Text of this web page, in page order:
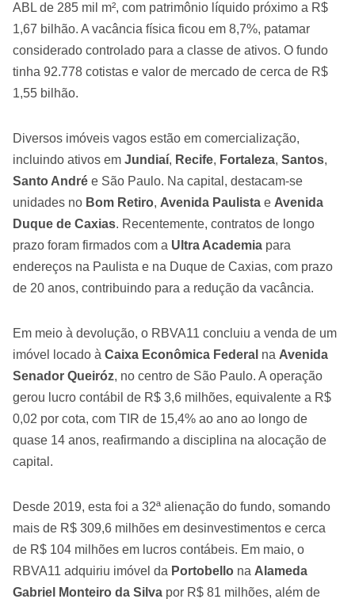
ABL de 285 mil m², com patrimônio líquido próximo a R$
1,67 bilhão. A vacância física ficou em 8,7%, patamar
considerado controlado para a classe de ativos. O fundo
tinha 92.778 cotistas e valor de mercado de cerca de R$
1,55 bilhão.
Diversos imóveis vagos estão em comercialização,
incluindo ativos em Jundiaí, Recife, Fortaleza, Santos,
Santo André e São Paulo. Na capital, destacam-se
unidades no Bom Retiro, Avenida Paulista e Avenida
Duque de Caxias. Recentemente, contratos de longo
prazo foram firmados com a Ultra Academia para
endereços na Paulista e na Duque de Caxias, com prazo
de 20 anos, contribuindo para a redução da vacância.
Em meio à devolução, o RBVA11 concluiu a venda de um
imóvel locado à Caixa Econômica Federal na Avenida
Senador Queiróz, no centro de São Paulo. A operação
gerou lucro contábil de R$ 3,6 milhões, equivalente a R$
0,02 por cota, com TIR de 15,4% ao ano ao longo de
quase 14 anos, reafirmando a disciplina na alocação de
capital.
Desde 2019, esta foi a 32ª alienação do fundo, somando
mais de R$ 309,6 milhões em desinvestimentos e cerca
de R$ 104 milhões em lucros contábeis. Em maio, o
RBVA11 adquiriu imóvel da Portobello na Alameda
Gabriel Monteiro da Silva por R$ 81 milhões, além de